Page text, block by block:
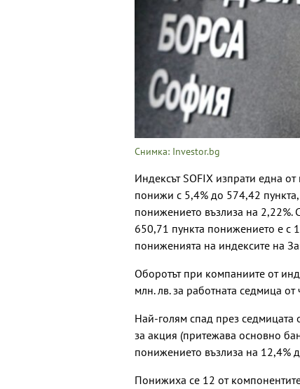
Снимка: Investor.bg
Индексът SOFIX изпрати една
понижи с 5,4% до 574,42
понижението възлиза на 2,22%.
650,71 пункта понижението е с
пониженията на индексите на
Оборотът при компаниите от
млн. лв. за работната седмица
Най-голям спад през седмицата
за акция (притежава основно
понижението възлиза на 12,4%
Понижиха се 12 от